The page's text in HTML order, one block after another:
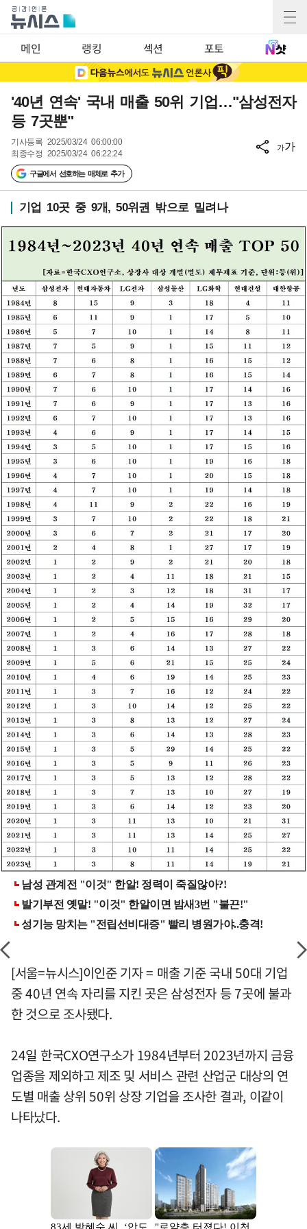
메인 랭킹 섹션 포토
'40년 연속' 국내 매출 50위 기업…"삼성전자
등 7곳뿐"
기사등록 2025/03/24 06:00:00
최종수정 2025/03/24 06:22:24
구글에서 선호하는 매체로 추가
가가
기업 10곳 중 9개, 50위권 밖으로 밀려나
[서울=뉴시스]이인준 기자 = 매출 기준 국내 50대 기업
중 40년 연속 자리를 지킨 곳은 삼성전자 등 7곳에 불과
한 것으로 조사됐다.
24일 한국CXO연구소가 1984년부터 2023년까지 금융
업종을 제외하고 제조 및 서비스 관련 산업군 대상의 연
도별 매출 상위 50위 상장 기업을 조사한 결과, 이같이
나타났다.